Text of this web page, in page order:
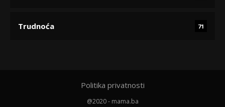
Trudnoća 71
Politika privatnosti
@2020 - mama.ba